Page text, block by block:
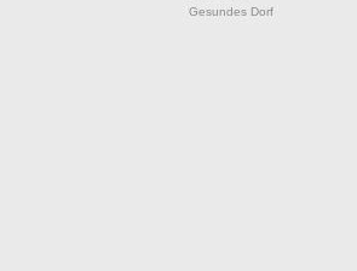
Gesundes Dorf